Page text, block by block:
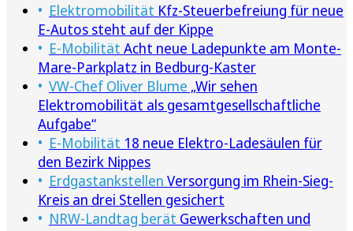
Elektromobilität Kfz-Steuerbefreiung für neue
E-Autos steht auf der Kippe
E-Mobilität Acht neue Ladepunkte am Monte-
Mare-Parkplatz in Bedburg-Kaster
VW-Chef Oliver Blume „Wir sehen
Elektromobilität als gesamtgesellschaftliche
Aufgabe“
E-Mobilität 18 neue Elektro-Ladesäulen für
den Bezirk Nippes
Erdgastankstellen Versorgung im Rhein-Sieg-
Kreis an drei Stellen gesichert
NRW-Landtag berät Gewerkschaften und